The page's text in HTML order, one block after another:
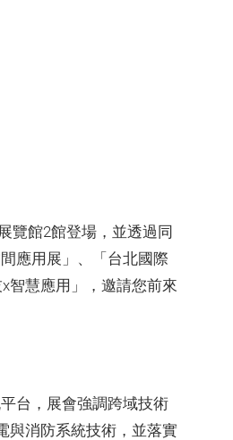
覽館2館登場，並透過同
應用展」、「台北國際
智慧應用」，邀請您前來
台，展會強調跨域技術
與消防系統技術，並落實